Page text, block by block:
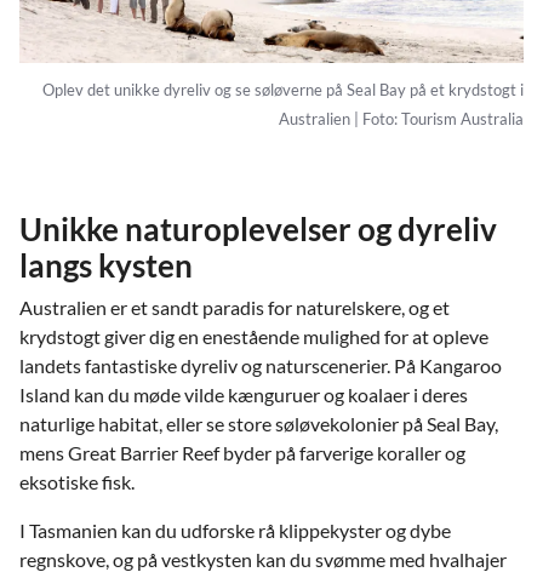
Oplev det unikke dyreliv og se søløverne på Seal Bay på et krydstogt i
Australien | Foto: Tourism Australia
Unikke naturoplevelser og dyreliv
langs kysten
Australien er et sandt paradis for naturelskere, og et
krydstogt giver dig en enestående mulighed for at opleve
landets fantastiske dyreliv og naturscenerier. På Kangaroo
Island kan du møde vilde kænguruer og koalaer i deres
naturlige habitat, eller se store søløvekolonier på Seal Bay,
mens Great Barrier Reef byder på farverige koraller og
eksotiske fisk.
I Tasmanien kan du udforske rå klippekyster og dybe
regnskove, og på vestkysten kan du svømme med hvalhajer